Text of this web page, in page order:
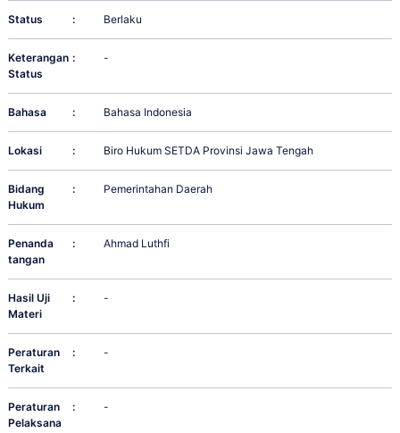
Status : Berlaku
Keterangan
Status
: -
Bahasa : Bahasa Indonesia
Lokasi : Biro Hukum SETDA Provinsi Jawa Tengah
Bidang
Hukum
: Pemerintahan Daerah
Penanda
tangan
: Ahmad Luthfi
Hasil Uji
Materi
: -
Peraturan
Terkait
: -
Peraturan
Pelaksana
: -